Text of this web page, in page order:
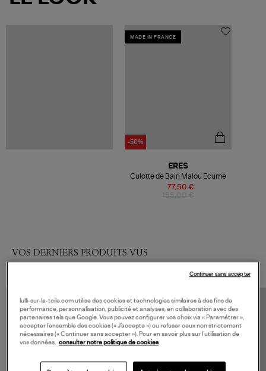
MADE IN FRANCE
-50%
77,50 €
ERES
Culotte de Bain Malou Ecume
VOS DERNIERS PRODUITS VUS
lulli-sur-la-toile.com utilise des cookies et technologies similaires à des fins de
performance, personnalisation, publicité et analyses, en collaboration avec des
partenaires tels que Google. Vous pouvez configurer vos choix via « Paramétrer »,
accepter l’ensemble des cookies (« J’accepte ») ou refuser ceux non strictement
nécessaires (« Continuer sans accepter »). Pour en savoir plus sur l’utilisation de
vos données, consulter notre politique de cookies
Continuer sans accepter